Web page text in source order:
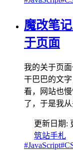
魔改笔
于页面
我的关于页
干巴巴的文
看，网站也
了，于是我
更新日期:
筑站手札
#JavaScript